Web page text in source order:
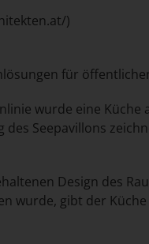
)
für
wurde eine Küche
Seepavillons
Design des
wurde, gibt der